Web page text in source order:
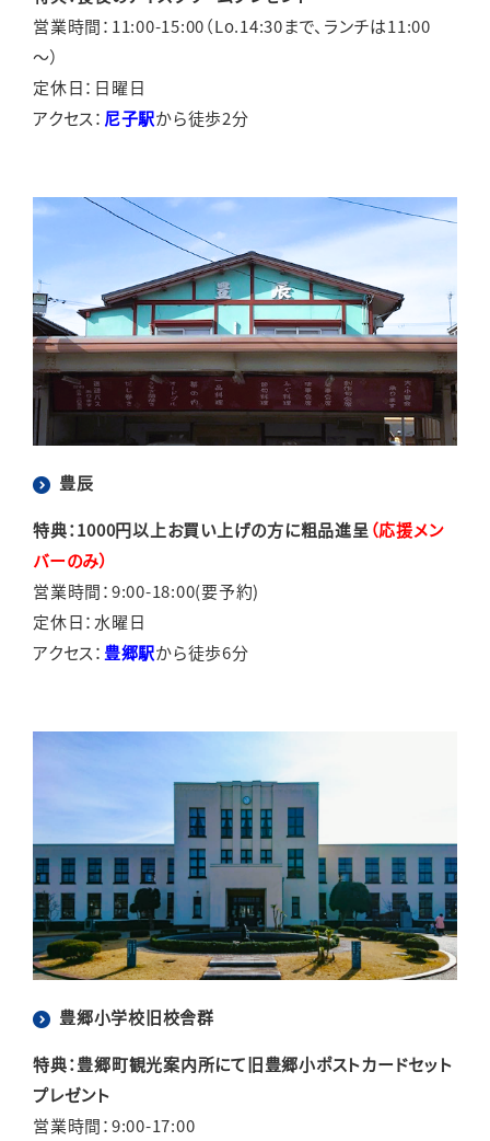
営業時間：11:00-15:00（Lo.14:30まで、ランチは11:00
～）
定休日：日曜日
アクセス： 尼子駅から徒歩2分
豊辰
特典：1000円以上お買い上げの方に粗品進呈 （応援メン
バーのみ）
営業時間：9:00-18:00(要予約)
定休日：水曜日
アクセス： 豊郷駅から徒歩6分
豊郷小学校旧校舎群
特典：豊郷町観光案内所にて旧豊郷小ポストカードセット
プレゼント
営業時間：9:00-17:00